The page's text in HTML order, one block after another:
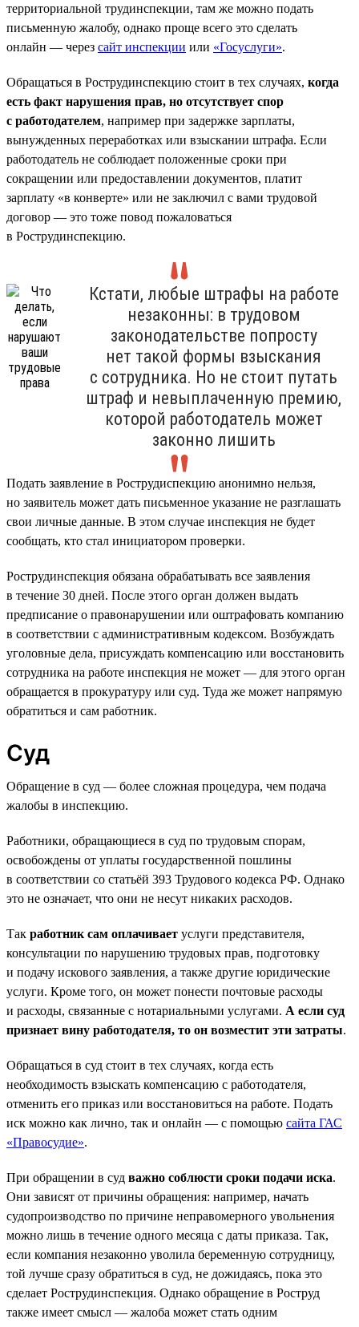
территориальной трудинспекции, там же можно подать
письменную жалобу, однако проще всего это сделать
онлайн — через сайт инспекции или «Госуслуги».
Обращаться в Рострудинспекцию стоит в тех случаях, когда
есть факт нарушения прав, но отсутствует спор
с работодателем, например при задержке зарплаты,
вынужденных переработках или взыскании штрафа. Если
работодатель не соблюдает положенные сроки при
сокращении или предоставлении документов, платит
зарплату «в конверте» или не заключил с вами трудовой
договор — это тоже повод пожаловаться
в Рострудинспекцию.
Кстати, любые штрафы на работе
незаконны: в трудовом
законодательстве попросту
нет такой формы взыскания
с сотрудника. Но не стоит путать
штраф и невыплаченную премию,
которой работодатель может
законно лишить
Подать заявление в Рострудиспекцию анонимно нельзя,
но заявитель может дать письменное указание не разглашать
свои личные данные. В этом случае инспекция не будет
сообщать, кто стал инициатором проверки.
Рострудинспекция обязана обрабатывать все заявления
в течение 30 дней. После этого орган должен выдать
предписание о правонарушении или оштрафовать компанию
в соответствии с административным кодексом. Возбуждать
уголовные дела, присуждать компенсацию или восстановить
сотрудника на работе инспекция не может — для этого орган
обращается в прокуратуру или суд. Туда же может напрямую
обратиться и сам работник.
Суд
Обращение в суд — более сложная процедура, чем подача
жалобы в инспекцию.
Работники, обращающиеся в суд по трудовым спорам,
освобождены от уплаты государственной пошлины
в соответствии со статьёй 393 Трудового кодекса РФ. Однако
это не означает, что они не несут никаких расходов.
Так работник сам оплачивает услуги представителя,
консультации по нарушению трудовых прав, подготовку
и подачу искового заявления, а также другие юридические
услуги. Кроме того, он может понести почтовые расходы
и расходы, связанные с нотариальными услугами. А если суд
признает вину работодателя, то он возместит эти затраты.
Обращаться в суд стоит в тех случаях, когда есть
необходимость взыскать компенсацию с работодателя,
отменить его приказ или восстановиться на работе. Подать
иск можно как лично, так и онлайн — с помощью сайта ГАС
«Правосудие».
При обращении в суд важно соблюсти сроки подачи иска.
Они зависят от причины обращения: например, начать
судопроизводство по причине неправомерного увольнения
можно лишь в течение одного месяца с даты приказа. Так,
если компания незаконно уволила беременную сотрудницу,
той лучше сразу обратиться в суд, не дожидаясь, пока это
сделает Рострудинспекция. Однако обращение в Роструд
также имеет смысл — жалоба может стать одним